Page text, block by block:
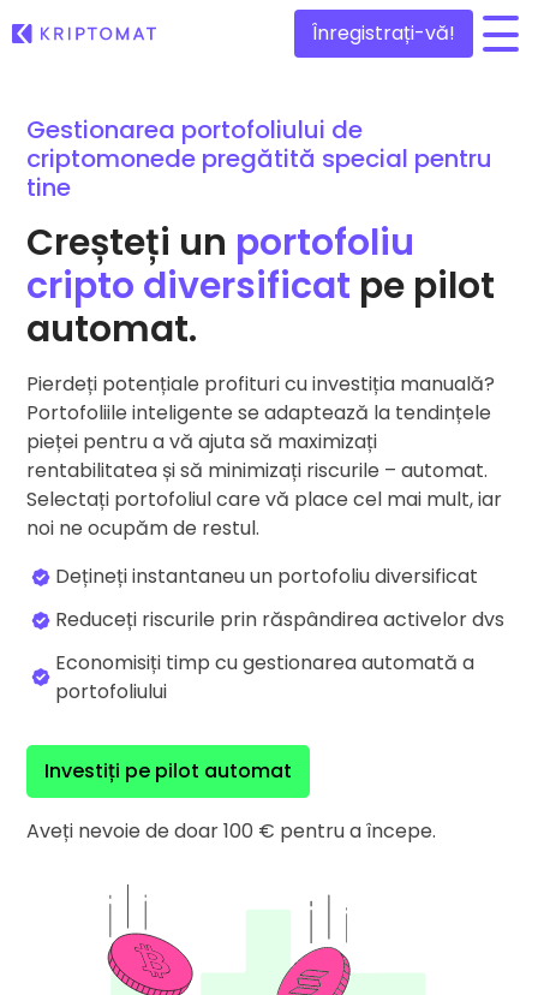
Toate Prețurile
Peste 300 de criptomonede
Oportunități de investiții
Adăugați recent
Jetoane nou adăugate la Kriptomat
...astăzi ar fi valorat
Cumpără și Vinde Cripto
Cumpără 300+ criptomonede
Schimbă Cripto
1000+ opțiuni de perechi
Portofolii Inteligente
Calea deșteaptă pentru investiții cripto
Portofel Kriptomat
Un portofel cripto sigur și simplu
Explorator de investiții
Câștigă recompense pentru cripto
Seif
Economisește criptomonede pentru viitorul tău
Cumpărarea recurentă
Investiții programate regulat (IPR)
Alerte de preț
Actualizări live de preț la jetoanele preferate
Explorează Active
Explorează investiții posibile
Analiză Portofoliu
Claritate pentru performanță optimă
Înregistrați-vă!
Gestionarea portofoliului de
criptomonede pregătită special pentru
tine
Creșteți un portofoliu
cripto diversificat pe pilot
automat.
Pierdeți potențiale profituri cu investiția manuală?
Portofoliile inteligente se adaptează la tendințele
pieței pentru a vă ajuta să maximizați
rentabilitatea și să minimizați riscurile – automat.
Selectați portofoliul care vă place cel mai mult, iar
noi ne ocupăm de restul.
Dețineți instantaneu un portofoliu diversificat
Reduceți riscurile prin răspândirea activelor dvs
Economisiți timp cu gestionarea automată a
portofoliului
Investiți pe pilot automat
Aveți nevoie de doar 100 € pentru a începe.